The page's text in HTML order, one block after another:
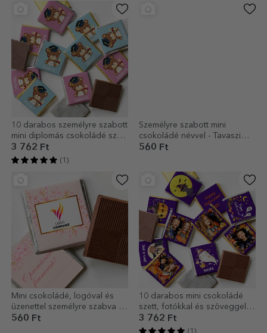
10 darabos személyre szabott
mini diplomás csokoládé szett
- Maci
3 762 Ft
(1)
Személyre szabott mini
csokoládé névvel - Tavaszi
virágok
560 Ft
Mini csokoládé, logóval és
üzenettel személyre szabva –
Tavasz
560 Ft
10 darabos mini csokoládé
szett, fotókkal és szöveggel
személyre szabva – Halloween
3 762 Ft